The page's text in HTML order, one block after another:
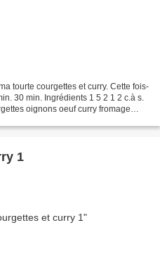
tourte courgettes et curry. Cette fois-
30 min. Ingrédients 1 5 2 1 2 c.à s.
oignons oeuf curry fromage
1